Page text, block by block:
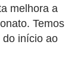
melhora a
Temos
do início ao